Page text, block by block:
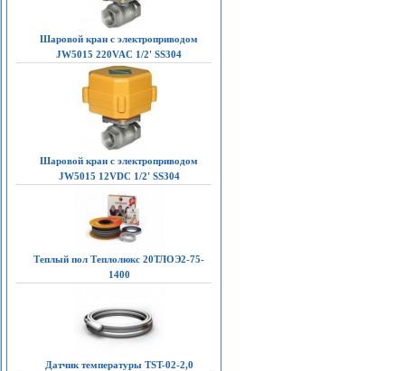
Шаровой кран с электроприводом
JW5015 220VAC 1/2' SS304
Шаровой кран с электроприводом
JW5015 12VDC 1/2' SS304
Теплый пол Теплолюкс 20ТЛОЭ2-75-
1400
Датчик температуры TST-02-2,0